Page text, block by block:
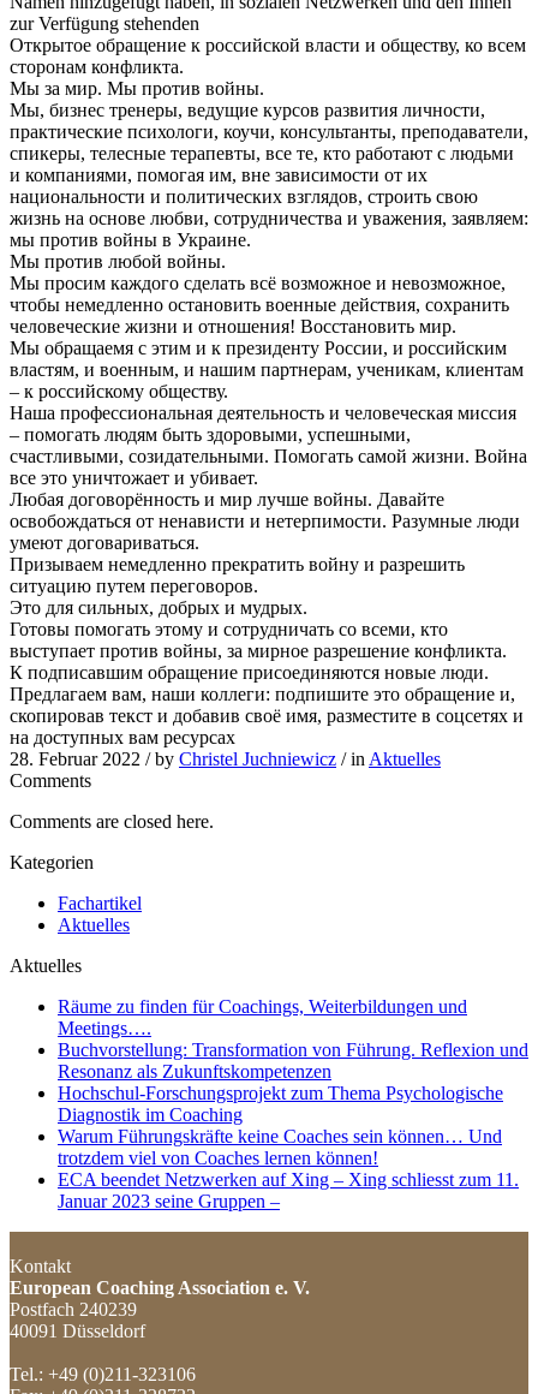
zur Verfügung stehenden
Открытое обращение к российской власти и обществу, ко всем
сторонам конфликта.
Мы за мир. Мы против войны.
Мы, бизнес тренеры, ведущие курсов развития личности,
практические психологи, коучи, консультанты, преподаватели,
спикеры, телесные терапевты, все те, кто работают с людьми
и компаниями, помогая им, вне зависимости от их
национальности и политических взглядов, строить свою
жизнь на основе любви, сотрудничества и уважения, заявляем:
мы против войны в Украине.
Мы против любой войны.
Мы просим каждого сделать всё возможное и невозможное,
чтобы немедленно остановить военные действия, сохранить
человеческие жизни и отношения! Восстановить мир.
Мы обращаемя с этим и к президенту России, и российским
властям, и военным, и нашим партнерам, ученикам, клиентам
– к российскому обществу.
Наша профессиональная деятельность и человеческая миссия
– помогать людям быть здоровыми, успешными,
счастливыми, созидательными. Помогать самой жизни. Война
все это уничтожает и убивает.
Любая договорённость и мир лучше войны. Давайте
освобождаться от ненависти и нетерпимости. Разумные люди
умеют договариваться.
Призываем немедленно прекратить войну и разрешить
ситуацию путем переговоров.
Это для сильных, добрых и мудрых.
Готовы помогать этому и сотрудничать со всеми, кто
выступает против войны, за мирное разрешение конфликта.
К подписавшим обращение присоединяются новые люди.
Предлагаем вам, наши коллеги: подпишите это обращение и,
скопировав текст и добавив своё имя, разместите в соцсетях и
на доступных вам ресурсах
28. Februar 2022 /by Christel Juchniewicz / in Aktuelles
Comments
Comments are closed here.
Kategorien
Fachartikel
Aktuelles
Aktuelles
Räume zu finden für Coachings, Weiterbildungen und
Meetings….
Buchvorstellung: Transformation von Führung. Reflexion und
Resonanz als Zukunftskompetenzen
Hochschul-Forschungsprojekt zum Thema Psychologische
Diagnostik im Coaching
Warum Führungskräfte keine Coaches sein können… Und
trotzdem viel von Coaches lernen können!
ECA beendet Netzwerken auf Xing – Xing schliesst zum 11.
Januar 2023 seine Gruppen –
Kontakt
European Coaching Association e. V.
Postfach 240239
40091 Düsseldorf
Tel.: +49 (0)211-323106